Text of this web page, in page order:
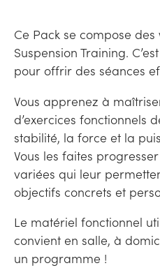
Ce Pack se compose
Suspension Training.
pour offrir des séances
Vous apprenez à
d’exercices fonctionnels
stabilité, la force et la
Vous les faites
variées qui leur
objectifs concrets et
Le matériel fonctionnel
convient en salle, à
un programme !